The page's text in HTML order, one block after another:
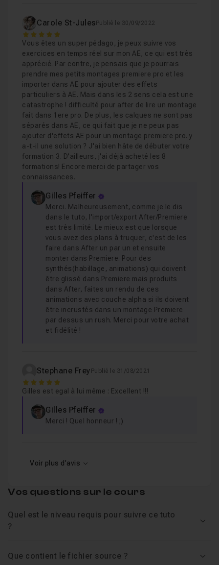
Carole St-Jules Publié le 30/09/2022
5
Vous êtes un super pédago, je peux suivre vos
exercices en temps réel sur mon AE, ce qui est très
apprécié. Par contre, je pensais que je pourrais
prendre mes petits montages premiere pro et les
importer dans AE pour ajouter des effets
particuliers à AE. Mais dans les 2 sens cela est une
catastrophe ! difficulté pour after de lire un montage
fait dans 1ere pro. De plus, les calques ne sont pas
séparés dans AE, ce qui fait que je ne peux pas
ajouter d'effets AE pour un montage premiere pro. y
a-t-il une solution ? J'ai bien hâte de débuter votre
formation 3. D'ailleurs, j'ai déjà acheté les 8
formations! Encore merci de partager vos
connaissances.
Gilles Pfeiffer
Merci. Malheureusement, comme je le dis
dans le tuto, l'import/export After/Premiere
est très limité. Le mieux est que lorsque
vous avez des plans à truquer, c'est de les
faire dans After un par un et ensuite
monter dans Premiere. Pour des
synthés(habillage, animations) qui doivent
être glissé dans Premiere mais produits
dans After, faites un rendu de ces
animations avec couche alpha si ils doivent
être incrustés dans un montage Premiere
par dessus un rush. Merci pour votre achat
et fidélité !
Stephane Frey Publié le 31/08/2021
5
Gilles est egal à lui même : Excellent !!!
Gilles Pfeiffer
Merci ! Quel honneur ! ;)
Voir plus d'avis
Vos questions sur le cours
Quel est le niveau requis pour suivre ce tuto
?
Que contient le fichier source ?